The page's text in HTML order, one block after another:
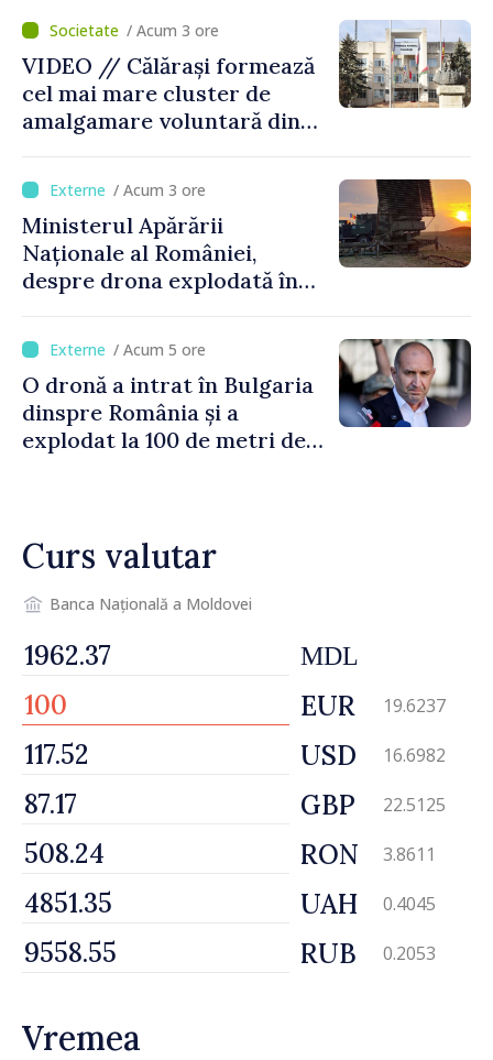
control vamal cu un scanner
performant/ Acum 3 ore
VIDEO // Călărași formează
cel mai mare cluster de
amalgamare voluntară din
orășenesc a aprobat decizia
finală
/ Acum 3 ore
Ministerul Apărării
Naționale al României,
despre drona explodată în
nu au detectat niciun
vehicul aerian”
/ Acum 5 ore
O dronă a intrat în Bulgaria
dinspre România și a
explodat la 100 de metri de
Curs valutar
Banca Națională a Moldovei
MDL
EUR 19.6237
USD 16.6982
GBP 22.5125
RON 3.8611
UAH 0.4045
RUB 0.2053
Vremea